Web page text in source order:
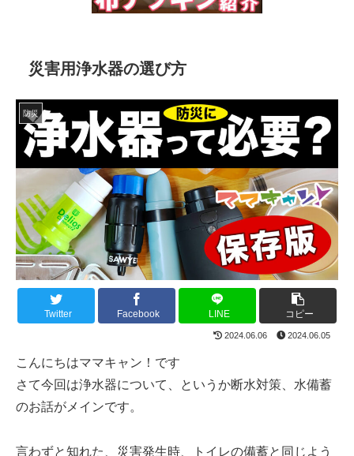
災害用浄水器の選び方
防災
Twitter Facebook LINE コピー
2024.06.06 2024.06.05
こんにちはママキャン！です
さて今回は浄水器について、というか断水対策、水備蓄
のお話がメインです。
言わずと知れた、災害発生時、トイレの備蓄と同じよう